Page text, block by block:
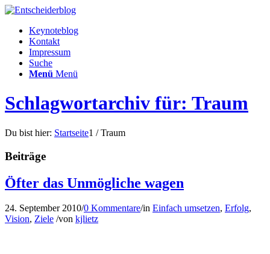
Keynoteblog
Kontakt
Impressum
Suche
Menü Menü
Schlagwortarchiv für: Traum
Du bist hier: Startseite1 / Traum
Beiträge
Öfter das Unmögliche wagen
24. September 2010/0 Kommentare/in Einfach umsetzen, Erfolg,
Vision, Ziele /von kjlietz